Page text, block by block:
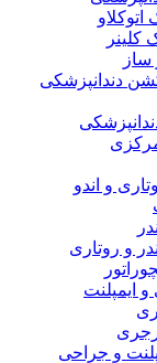
کلینر
دندانپزشکی
و اندو
و روتاری
ایمپلنت
و جراحی